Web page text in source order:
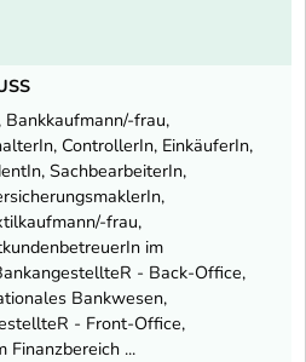
frau,
ControllerIn, EinkäuferIn,
SachbearbeiterIn,
frau,
im
- Back-Office,
Bankwesen,
- Front-Office,
Finanzbereich ...